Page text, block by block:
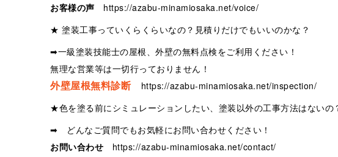
お客様の声
https://azabu-minamiosaka.net/voice/
★ 塗装工事っていくらくらいなの？見積りだけでもいいのかな？
➡一級塗装技能士の屋根、外壁の無料点検をご利用ください！
無理な営業等は一切行っておりません！
外壁屋根無料診断
https://azabu-minamiosaka.net/inspection/
★色を塗る前にシミュレーションしたい、塗装以外の工事方法はな
➡ どんなご質問でもお気軽にお問い合わせください！
お問い合わせ
https://azabu-minamiosaka.net/contact/